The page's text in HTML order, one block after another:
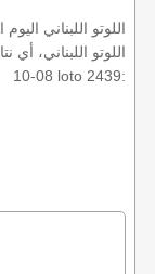
08-10 loto 2439: